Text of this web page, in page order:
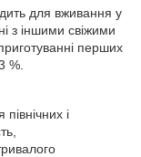
для вживання у
з іншими свіжими
перших
%.
і